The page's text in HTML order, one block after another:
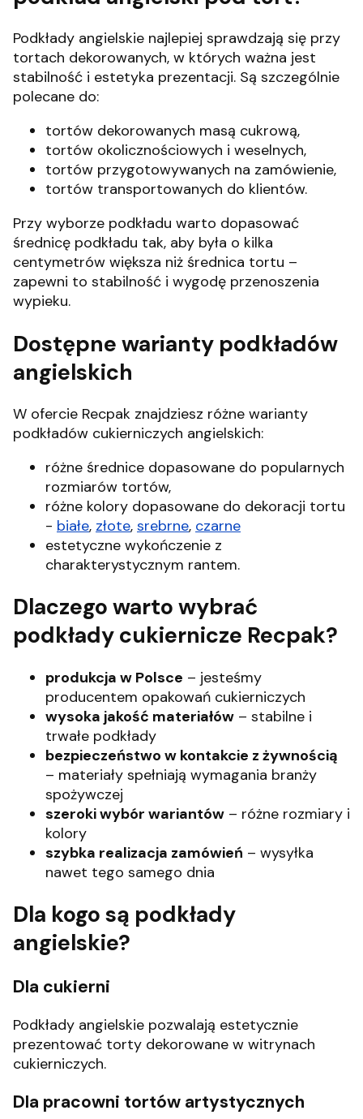
Podkłady angielskie najlepiej sprawdzają się przy
tortach dekorowanych, w których ważna jest
stabilność i estetyka prezentacji. Są szczególnie
polecane do:
tortów dekorowanych masą cukrową,
tortów okolicznościowych i weselnych,
tortów przygotowywanych na zamówienie,
tortów transportowanych do klientów.
Przy wyborze podkładu warto dopasować
średnicę podkładu tak, aby była o kilka
centymetrów większa niż średnica tortu –
zapewni to stabilność i wygodę przenoszenia
wypieku.
Dostępne warianty podkładów
angielskich
W ofercie Recpak znajdziesz różne warianty
podkładów cukierniczych angielskich:
różne średnice dopasowane do popularnych
rozmiarów tortów,
różne kolory dopasowane do dekoracji tortu
- białe, złote, srebrne, czarne
estetyczne wykończenie z
charakterystycznym rantem.
Dlaczego warto wybrać
podkłady cukiernicze Recpak?
produkcja w Polsce – jesteśmy
producentem opakowań cukierniczych
wysoka jakość materiałów – stabilne i
trwałe podkłady
bezpieczeństwo w kontakcie z żywnością
– materiały spełniają wymagania branży
spożywczej
szeroki wybór wariantów – różne rozmiary i
kolory
szybka realizacja zamówień – wysyłka
nawet tego samego dnia
Dla kogo są podkłady
angielskie?
Dla cukierni
Podkłady angielskie pozwalają estetycznie
prezentować torty dekorowane w witrynach
cukierniczych.
Dla pracowni tortów artystycznych